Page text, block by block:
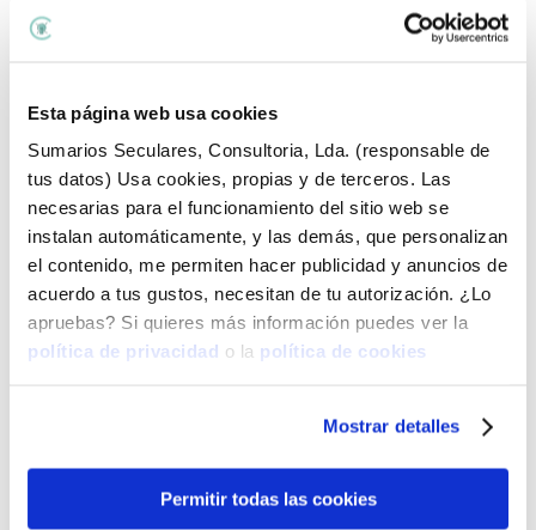
Esta página web usa cookies
Sumarios Seculares, Consultoria, Lda. (responsable de
tus datos) Usa cookies, propias y de terceros. Las
necesarias para el funcionamiento del sitio web se
instalan automáticamente, y las demás, que personalizan
el contenido, me permiten hacer publicidad y anuncios de
acuerdo a tus gustos, necesitan de tu autorización. ¿Lo
apruebas? Si quieres más información puedes ver la
política de privacidad o la política de cookies
Mostrar detalles
Permitir todas las cookies
¿Cómo desactivar el micrófono de mi móvil?
Google, La Liga, el robot de cocina del Lidl, puff,
demasiados oídos nos rodean, pero, ¿para qué? ¿es
verdad o es un mito? Ver esta publicación...
Hellosign y el RGPD
¿Cuántas aplicaciones utilizas a diario? seguro que
muchísimas, y algunas de ellas además con datos
personales de tus usuarios, clientes o seguidores.
Una en la cual comparto, en momento puntuales, los